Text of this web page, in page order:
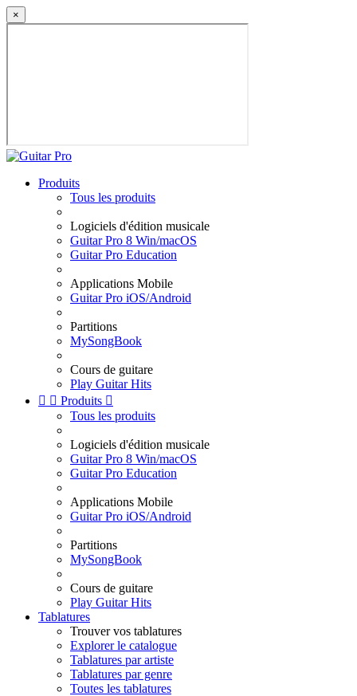
×
Produits
Tous les produits
Logiciels d'édition musicale
Guitar Pro 8 Win/macOS
Guitar Pro Education
Applications Mobile
Guitar Pro iOS/Android
Partitions
MySongBook
Cours de guitare
Play Guitar Hits
  Produits 
Tous les produits
Logiciels d'édition musicale
Guitar Pro 8 Win/macOS
Guitar Pro Education
Applications Mobile
Guitar Pro iOS/Android
Partitions
MySongBook
Cours de guitare
Play Guitar Hits
Tablatures
Trouver vos tablatures
Explorer le catalogue
Tablatures par artiste
Tablatures par genre
Toutes les tablatures